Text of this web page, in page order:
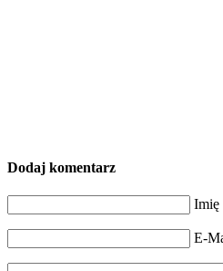
Dodaj komentarz
Imię
E-